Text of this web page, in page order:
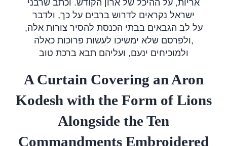
אריות, על ההיכל של ארון הקודש. וכתב שרבני
ישראל נקראים לדרוש ברבים על כך, ולדבר
על לב הגבאים בבתי הכנסת להסיר צורות אלה,
ולפרסם שלא ימשיכו לעשות פרוכות כאלה,
ולמוכיחים ינעם, ועליהם תבא ברכת טוב
A Curtain Covering an Aron
Kodesh with the Form of Lions
Alongside the Ten
Commandments Embroidered